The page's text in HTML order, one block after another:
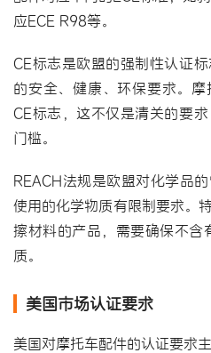
应ECE R98等。
CE标志是欧盟的强制性认证
的安全、健康、环保要求。
CE标志，这不仅是清关的要
门槛。
REACH法规是欧盟对化学品
使用的化学物质有限制要求。
擦材料的产品，需要确保不含
质。
美国市场认证要求
美国对摩托车配件的认证要求主